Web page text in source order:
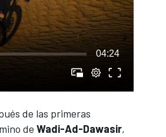
04:24
de las primeras
de Wadi-Ad-Dawasir,